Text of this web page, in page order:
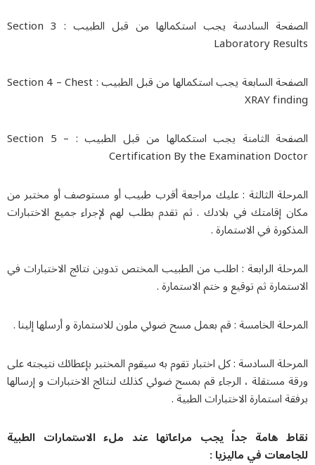
الصفحة السادسة يجب استكمالها من قبل الطبيب : Section 3
Laboratory
الصفحة السابعة يجب استكمالها من قبل الطبيب : Section 4 – Chest
XRAY
الصفحة الثامنة يجب استكمالها من قبل الطبيب : Section 5 –
Certification By the Examination
الثالثة : عليك مراجعة أقرب طبيب أو مستوصف أو مختبر من
إقامتك في بلادك . ثم تقدم بطلب لهم لإجراء جميع الاختبارات
في الاستمارة .
الرابعة : اطلب من الطبيب المختص تدوين نتائج الاختبارات في
ثم توقيع و ختم الاستمارة .
الخامسة : قم بعمل مسح ضوئي ملون للاستمارة و أرسلها إلينا .
السادسة : كل اختبار تقوم به سيقوم المختبر بإعطائك نتيجته على
مستقلة ، الرجاء قم بمسح ضوئي كذلك لنتائج الاختبارات و إرسالها
استمارة الاختبارات الطبية .
هامة جداً يجب مراعاتها عند ملء الاستمارات الطبية
في ماليزيا :